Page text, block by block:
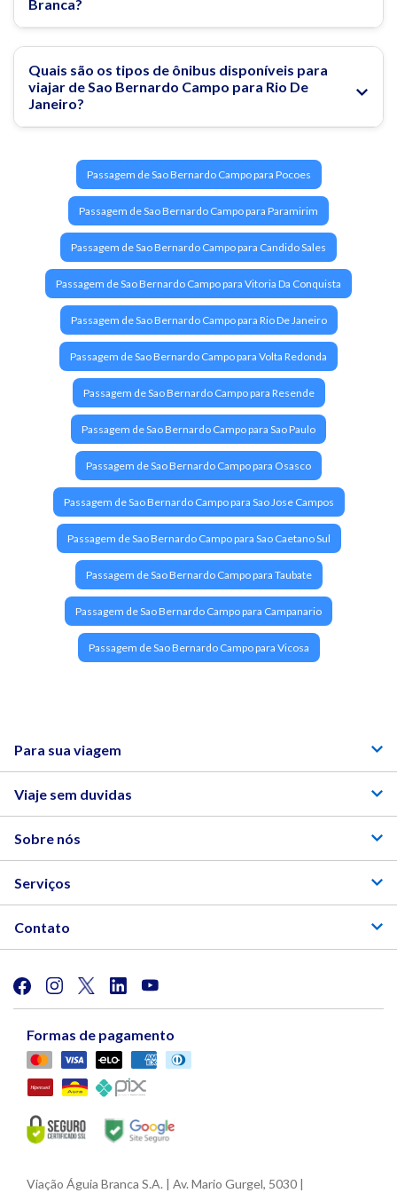
Esses cuidados ajudam a tornar o percurso mais tranquilo e
agradável.
Passagem de ônibus para Rio de Janeiro
O que fazer na Lapa?
As 12 Melhores Praias do Rio de Janeiro
Branca?
Quais são os tipos de ônibus disponíveis para
viajar de Sao Bernardo Campo para Rio De
Janeiro?
Passagem de Sao Bernardo Campo para Pocoes
Passagem de Sao Bernardo Campo para Paramirim
Passagem de Sao Bernardo Campo para Candido Sales
Passagem de Sao Bernardo Campo para Vitoria Da Conquista
Passagem de Sao Bernardo Campo para Rio De Janeiro
Passagem de Sao Bernardo Campo para Volta Redonda
Passagem de Sao Bernardo Campo para Resende
Passagem de Sao Bernardo Campo para Sao Paulo
Passagem de Sao Bernardo Campo para Osasco
Passagem de Sao Bernardo Campo para Sao Jose Campos
Passagem de Sao Bernardo Campo para Sao Caetano Sul
Passagem de Sao Bernardo Campo para Taubate
Passagem de Sao Bernardo Campo para Campanario
Passagem de Sao Bernardo Campo para Vicosa
Para sua viagem
Viaje sem duvidas
Sobre nós
Serviços
Contato
Formas de pagamento
Viação Águia Branca S.A. | Av. Mario Gurgel, 5030 |